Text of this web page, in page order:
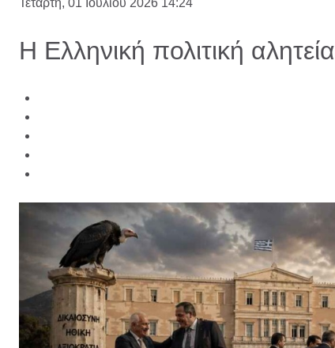
Τετάρτη, 01 Ιουλίου 2026 14:24
Η Ελληνική πολιτική